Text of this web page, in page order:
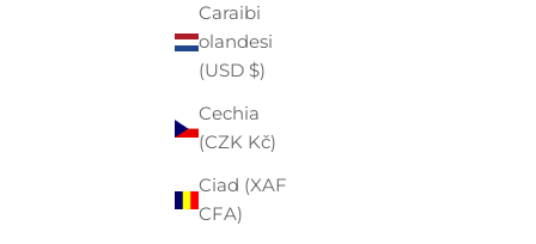
Caraibi
olandesi
(USD $)
Cechia
(CZK Kč)
Ciad (XAF
CFA)
Argentina
(EUR €)
Armenia
(AMD դր.)
Aruba